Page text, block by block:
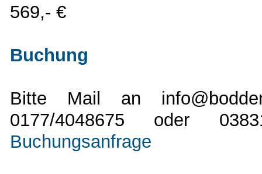
569,- €
Buchung
Bitte Mail an
0177/4048675 oder
Buchungsanfrage